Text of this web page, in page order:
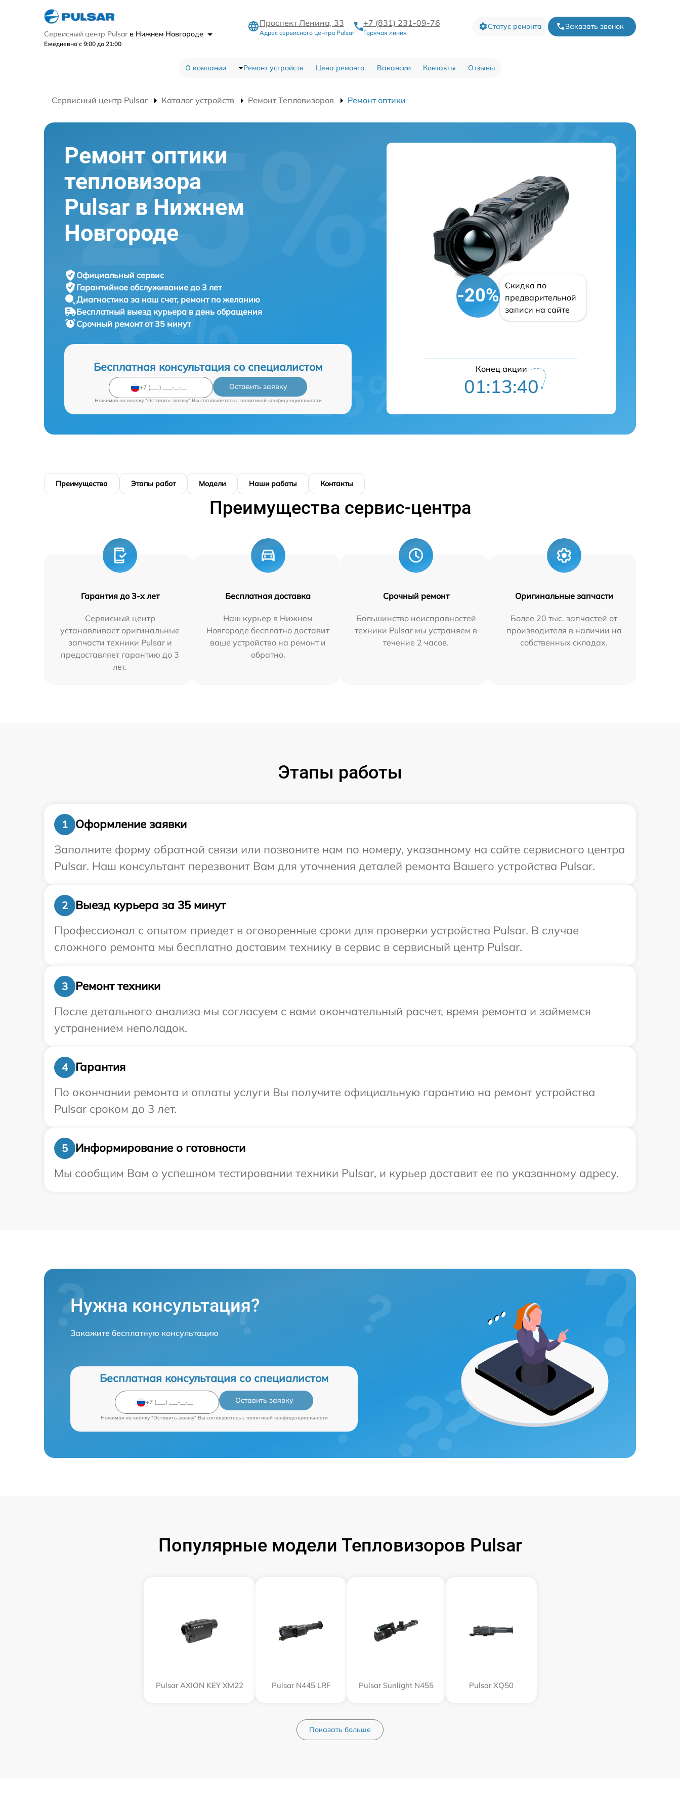
Сервисный центр Pulsar в Нижнем Новгороде
Ежедневно с 9:00 до 21:00
Проспект Ленина, 33
Адрес сервисного центра Pulsar
+7 (831) 231-09-76
Горячая линия
Статус ремонта Заказать звонок
О компании Ремонт устройств Цена ремонта Вакансии Контакты Отзывы
Сервисный центр Pulsar Каталог устройств Ремонт Тепловизоров Ремонт оптики
Ремонт оптики
тепловизора
Pulsar в Нижнем
Новгороде
Официальный сервис
Гарантийное обслуживание до 3 лет
Диагностика за наш счет, ремонт по желанию
Бесплатный выезд курьера в день обращения
Срочный ремонтот 35 минут
Бесплатная консультация со специалистом
Оставить заявку
Нажимая на кнопку "Оставить заявку" Вы соглашаетесь c политикой конфиденциальности
-20%
Скидка по
предварительной
записи на сайте
Конец акции
01:13:39
Преимущества Этапы работ Модели Наши работы Контакты
Преимущества сервис-центра
Гарантия до 3-х лет
Сервисный центр
устанавливает оригинальные
запчасти техники Pulsar и
предоставляет гарантию до 3
лет.
Бесплатная доставка
Наш курьер в Нижнем
Новгороде бесплатно доставит
ваше устройство на ремонт и
обратно.
Срочный ремонт
Большинство неисправностей
техники Pulsar мы устраняем в
течение 2 часов.
Оригинальные запчасти
Более 20 тыс. запчастей от
производителя в наличии на
собственных складах.
Этапы работы
1
Оформление заявки
Заполните форму обратной связи или позвоните нам по номеру, указанному на сайте сервисного центра
Pulsar. Наш консультант перезвонит Вам для уточнения деталей ремонта Вашего устройства Pulsar.
2
Выезд курьера за 35 минут
Профессионал с опытом приедет в оговоренные сроки для проверки устройства Pulsar. В случае
сложного ремонта мы бесплатно доставим технику в сервис в сервисный центр Pulsar.
3
Ремонт техники
После детального анализа мы согласуем с вами окончательный расчет, время ремонта и займемся
устранением неполадок.
4
Гарантия
По окончании ремонта и оплаты услуги Вы получите официальную гарантию на ремонт устройства
Pulsar сроком до 3 лет.
5
Информирование о готовности
Мы сообщим Вам о успешном тестировании техники Pulsar, и курьер доставит ее по указанному адресу.
Нужна консультация?
Закажите бесплатную консультацию
Бесплатная консультация со специалистом
Оставить заявку
Нажимая на кнопку "Оставить заявку" Вы соглашаетесь c политикой конфиденциальности
Популярные модели Тепловизоров Pulsar
Pulsar AXION KEY XM22 Pulsar N445 LRF Pulsar Sunlight N455 Pulsar XQ50
Показать больше